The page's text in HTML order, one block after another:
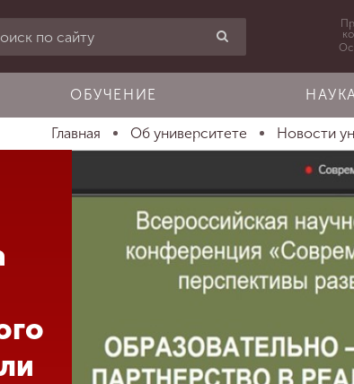
ОБУЧЕНИЕ
Главная Об университете Новости